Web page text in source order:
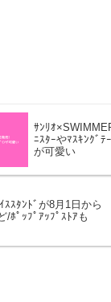
ｻﾝﾘｵ
ﾆｽﾀｰやﾏｽｷﾝｸﾞﾃ
が可愛い
ｽﾀﾝﾄﾞが8月1日から
/ﾎﾟｯﾌﾟｱｯﾌﾟｽﾄｱも